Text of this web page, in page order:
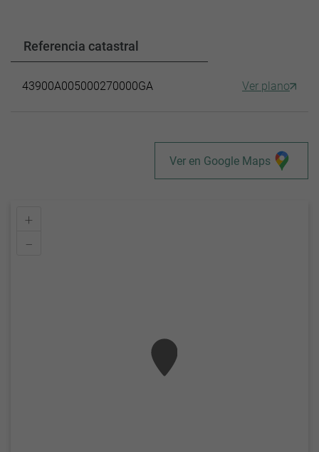
Referencia catastral
43900A005000270000GA Ver plano
Ver en Google Maps
+
–